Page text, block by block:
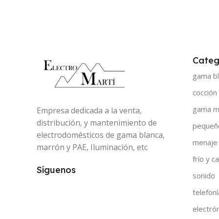
Empresa dedicada a la venta,
distribución, y mantenimiento de
electrodomésticos de gama blanca,
marrón y PAE, Iluminación, etc
Síguenos
gama
cocción
gama
menaje
frío y
sonido